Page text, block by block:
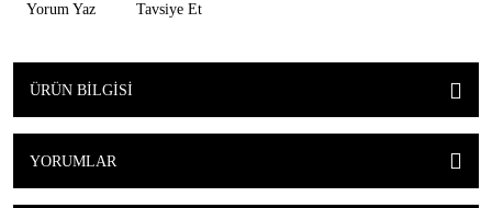
Yorum Yaz Tavsiye Et
ÜRÜN BILGISI
YORUMLAR